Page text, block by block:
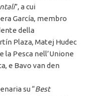
”, a cui
García, membro
della
Plaza, Matej Hudec
la Pesca nell’Unione
e Bavo van den
su “Best